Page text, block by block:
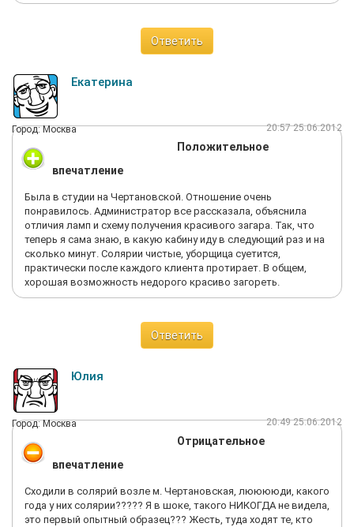
Ответить
Екатерина
Город: Москва 20:57 25.06.2012
Положительное
впечатление
Была в студии на Чертановской. Отношение очень
понравилось. Администратор все рассказала, объяснила
отличия ламп и схему получения красивого загара. Так, что
теперь я сама знаю, в какую кабину иду в следующий раз и на
сколько минут. Солярии чистые, уборщица суетится,
практически после каждого клиента протирает. В общем,
хорошая возможность недорого красиво загореть.
Ответить
Юлия
Город: Москва 20:49 25.06.2012
Отрицательное
впечатление
Сходили в солярий возле м. Чертановская, лююююди, какого
года у них солярии????? Я в шоке, такого НИКОГДА не видела,
это первый опытный образец??? Жесть, туда ходят те, кто